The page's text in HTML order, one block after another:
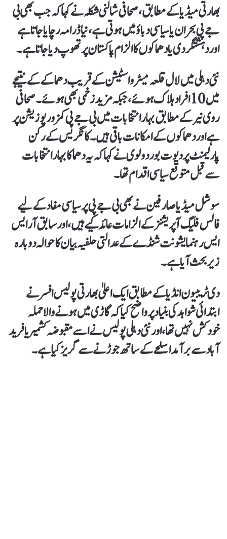
بھارتی میڈیا کے مطابق، صحافی شالنی شکلہ نے کہا کہ جب بھی بی
جے پی بحران یا سیاسی دباؤ میں ہوتی ہے، نیا ڈرامہ رچایا جاتا ہے
اور دہشتگردی یا دھماکوں کا الزام پاکستان پر تھوپ دیا جاتا ہے۔
نئی دہلی میں لال قلعہ میٹرو اسٹیشن کے قریب دھماکے کے نتیجے
میں 10 افراد ہلاک ہوئے، جبکہ مزید زخمی بھی ہوئے۔ صحافی
روی نیر کے مطابق بہار انتخابات میں بی جے پی کمزور پوزیشن پر
ہے اور دھماکوں کے امکانات باقی ہیں۔ کانگریس کے رکن
پارلیمنٹ پردیوت بوردولوی نے کہا کہ یہ دھماکا بہار انتخابات
سے قبل متوقع سیاسی اقدام تھا۔
سوشل میڈیا صارفین نے بھی بی جے پی پر سیاسی مفاد کے لیے
فالس فلیگ آپریشنز کے الزامات عائد کیے ہیں، اور سابق آر ایس
ایس رہنما یشونت شنڈے کے عدالتی حلفیہ بیان کا حوالہ دوبارہ
زیر بحث آیا ہے۔
دی ٹریبیون انڈیا کے مطابق ایک اعلیٰ بھارتی پولیس افسر نے
ابتدائی شواہد کی بنیاد پر واضح کیا کہ گاڑی میں ہونے والا حملہ
خودکش نہیں تھا، اور نئی دہلی پولیس نے اسے مقبوضہ کشمیر یا فرید
آباد سے برآمد اسلحے کے ساتھ جوڑنے سے گریز کیا ہے۔